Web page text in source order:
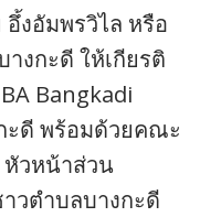
งอัมพรวิไล หรือ
งกะดี ให้เกียรติ
Bangkadi
ะดี พร้อมด้วยคณะ
หัวหน้าส่วน
วตำบลบางกะดี